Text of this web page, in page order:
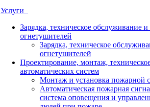
Услуги
Зарядка, техническое обслуживание
огнетушителей
Зарядка, техническое
огнетушителей
Проектирование, монтаж,
автоматических систем
Монтаж и установка пожарной
Автоматическая пожарная
система оповещения и